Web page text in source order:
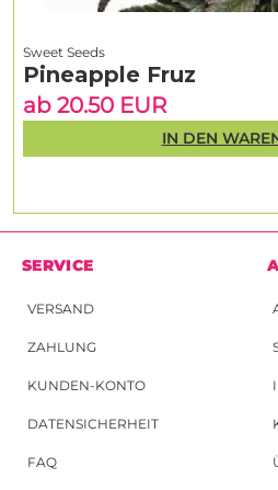
Sweet Seeds
Pineapple Fruz
ab 20.50 EUR
IN DEN
SERVICE
VERSAND
ZAHLUNG
KUNDEN-KONTO
DATENSICHERHEIT
FAQ